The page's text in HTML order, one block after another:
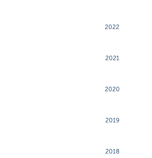
2022
2021
2020
2019
2018